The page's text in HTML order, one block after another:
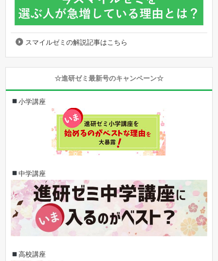
スマイルゼミの解説記事はこちら
☆進研ゼミ最新号のキャンペーン☆
小学講座
中学講座
高校講座